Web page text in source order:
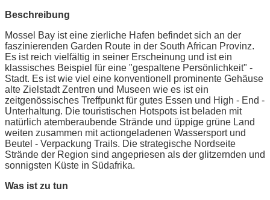
Beschreibung
Mossel Bay ist eine zierliche Hafen befindet sich an der
faszinierenden Garden Route in der South African Provinz.
Es ist reich vielfältig in seiner Erscheinung und ist ein
klassisches Beispiel für eine "gespaltene Persönlichkeit" -
Stadt. Es ist wie viel eine konventionell prominente Gehäuse
alte Zielstadt Zentren und Museen wie es ist ein
zeitgenössisches Treffpunkt für gutes Essen und High - End -
Unterhaltung. Die touristischen Hotspots ist beladen mit
natürlich atemberaubende Strände und üppige grüne Land
weiten zusammen mit actiongeladenen Wassersport und
Beutel - Verpackung Trails. Die strategische Nordseite
Strände der Region sind angepriesen als der glitzernden und
sonnigsten Küste in Südafrika.
Was ist zu tun